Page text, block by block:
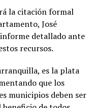
la citación formal
José
detallado ante
recursos.
es la plata
que los
municipios deben ser